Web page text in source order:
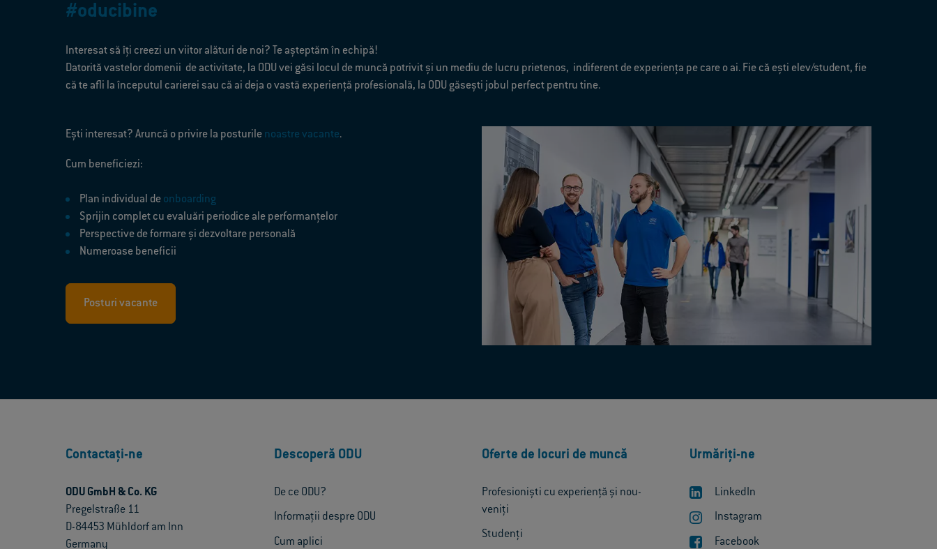
#oducibine
Interesat să îţi creezi un viitor alături de noi? Te aşteptăm în echipă!
Datorită vastelor domenii de activitate, la ODU vei găsi locul de muncă potrivit şi un mediu de lucru prietenos, indiferent de experienţa pe care o ai. Fie că eşti elev/student, fie
că te afli la începutul carierei sau că ai deja o vastă experienţă profesională, la ODU găseşti jobul perfect pentru tine.
Eşti interesat? Aruncă o privire la posturile noastre vacante.
Cum beneficiezi:
Plan individual de onboarding
Sprijin complet cu evaluări periodice ale performanțelor
Perspective de formare și dezvoltare personală
Numeroase beneficii
Posturi vacante
Contactați-ne
ODU GmbH & Co. KG
Pregelstraße 11
D-84453 Mühldorf am Inn
Germany
Descoperă ODU
De ce ODU?
Informații despre ODU
Cum aplici
Oferte de locuri de muncă
Profesioniști cu experiență și nou-
veniți
Studenți
Urmăriți-ne
LinkedIn
Instagram
Facebook